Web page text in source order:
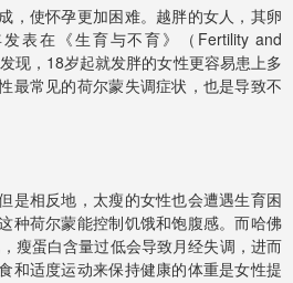
，使怀孕更加困难。越胖的女人，其卵
表在《生育与不育》（Fertility and
现，18岁起就发胖的女性更容易患上多
最常见的荷尔蒙失调症状，也是导致不
是相反地，太瘦的女性也会遭遇生育困
种荷尔蒙能控制饥饿和饱腹感。而哈佛
瘦蛋白含量过低会导致月经失调，进而
和适度运动来保持健康的体重是女性提